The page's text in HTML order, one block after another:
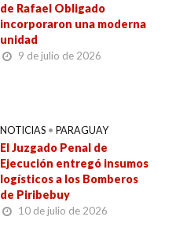
de Rafael Obligado
incorporaron una moderna
unidad
9 de julio de 2026
NOTICIAS • PARAGUAY
El Juzgado Penal de
Ejecución entregó insumos
logísticos a los Bomberos
de Piribebuy
10 de julio de 2026